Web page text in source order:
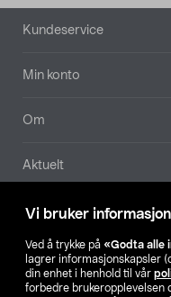
Vi bruker
Ved å trykke på «Godta alle
lagrer informasjonskapsler
din enhet i henhold til vår
forbedre brukeropplevelsen
Bunntekst
Kundeservice
Min konto
Om
Aktuelt
Våre selskaper